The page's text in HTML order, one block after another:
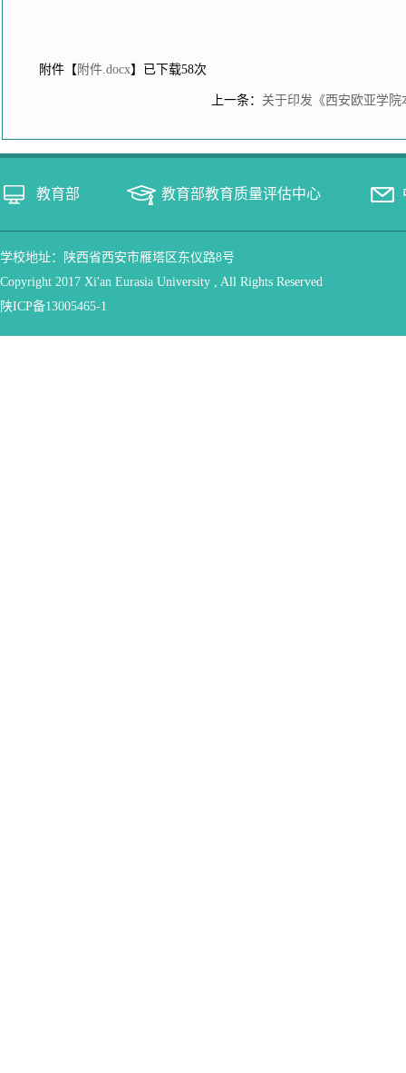
附件【 附件.docx】已下载58次
上一条： 关于印发《西安欧亚学
教育部 教育部教育质量评估中心
学校地址：陕西省西安市雁塔区东仪路8号
Copyright 2017 Xi'an Eurasia University , All Rights Reserved
陕ICP备13005465-1